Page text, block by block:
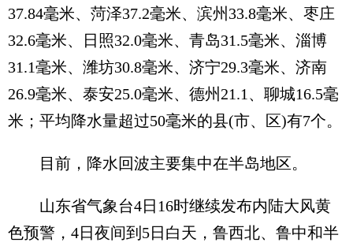
37.84毫米、菏泽37.2毫米、滨州33.8毫米、枣庄
32.6毫米、日照32.0毫米、青岛31.5毫米、淄博
31.1毫米、潍坊30.8毫米、济宁29.3毫米、济南
26.9毫米、泰安25.0毫米、德州21.1、聊城16.5毫
米；平均降水量超过50毫米的县(市、区)有7个。
目前，降水回波主要集中在半岛地区。
山东省气象台4日16时继续发布内陆大风黄
色预警，4日夜间到5日白天，鲁西北、鲁中和半